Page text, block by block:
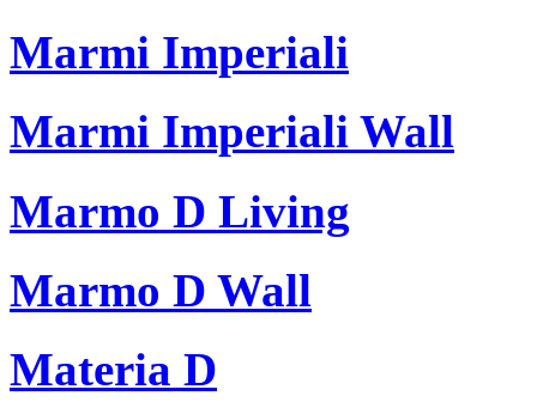
Marmi Imperiali
Marmi Imperiali Wall
Marmo D Living
Marmo D Wall
Materia D